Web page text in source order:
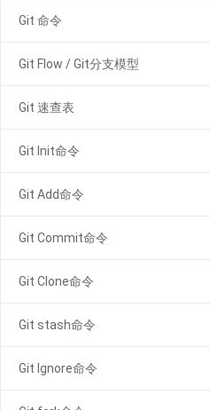
Git 命令
Git Flow / Git分支模型
Git 速查表
Git Init命令
Git Add命令
Git Commit命令
Git Clone命令
Git stash命令
Git Ignore命令